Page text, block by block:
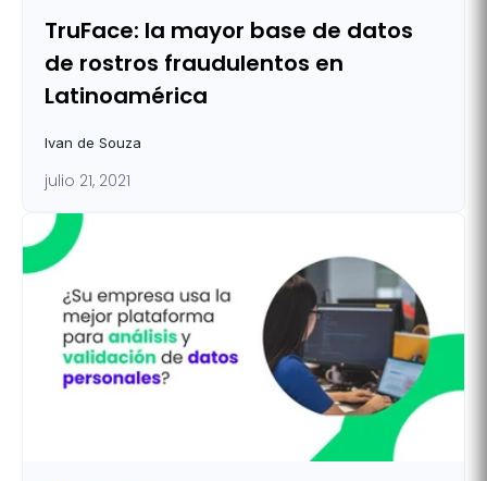
TruFace: la mayor base de datos
de rostros fraudulentos en
Latinoamérica
Ivan de Souza
julio 21, 2021